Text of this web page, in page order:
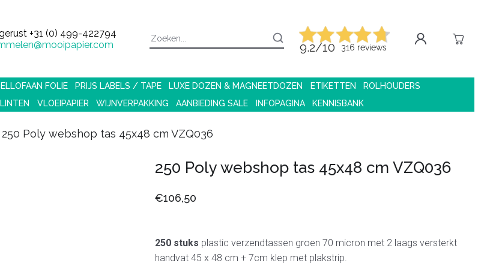
+31 (0) 499-422794
9.2/10 316 reviews
FOLIE PRIJS LABELS / TAPE LUXE DOZEN & MAGNEETDOZEN ETIKETTEN
ROLHOUDERS
LINTEN VLOEIPAPIER WIJNVERPAKKING AANBIEDING SALE INFOPAGINA KENNISBANK
250 Poly webshop tas 45x48 cm VZQ036
250 Poly webshop tas 45x48 cm VZQ036
€106,50
250 stuks plastic verzendtassen groen 70 micron met 2 laags versterkt
handvat 45 x 48 cm + 7cm klep met plakstrip.